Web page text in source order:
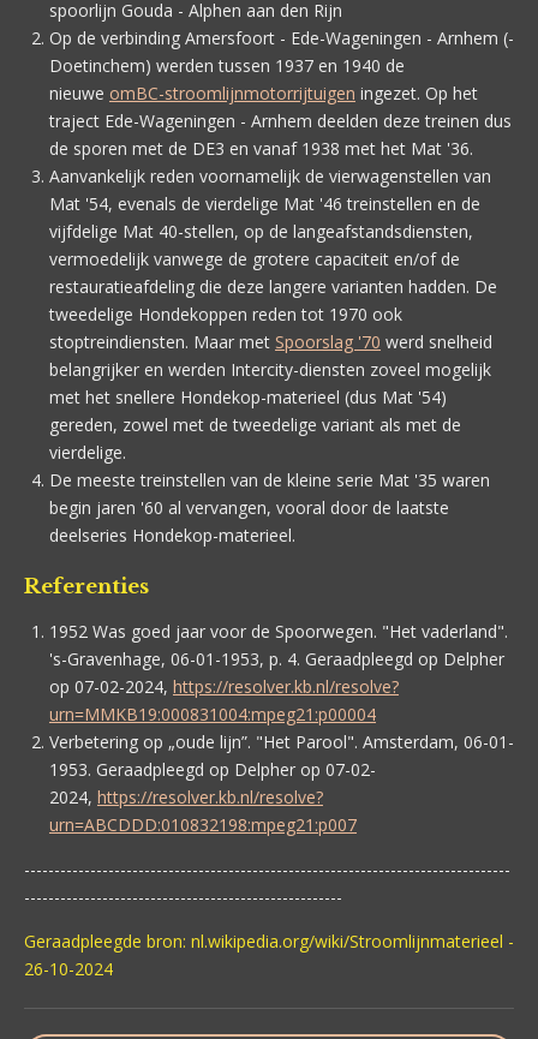
spoorlijn Gouda - Alphen aan den Rijn
Op de verbinding Amersfoort - Ede-Wageningen - Arnhem (-
Doetinchem) werden tussen 1937 en 1940 de
nieuwe omBC-stroomlijnmotorrijtuigen ingezet. Op het
traject Ede-Wageningen - Arnhem deelden deze treinen dus
de sporen met de DE3 en vanaf 1938 met het Mat '36.
Aanvankelijk reden voornamelijk de vierwagenstellen van
Mat '54, evenals de vierdelige Mat '46 treinstellen en de
vijfdelige Mat 40-stellen, op de langeafstandsdiensten,
vermoedelijk vanwege de grotere capaciteit en/of de
restauratieafdeling die deze langere varianten hadden. De
tweedelige Hondekoppen reden tot 1970 ook
stoptreindiensten. Maar met Spoorslag '70 werd snelheid
belangrijker en werden Intercity-diensten zoveel mogelijk
met het snellere Hondekop-materieel (dus Mat '54)
gereden, zowel met de tweedelige variant als met de
vierdelige.
De meeste treinstellen van de kleine serie Mat '35 waren
begin jaren '60 al vervangen, vooral door de laatste
deelseries Hondekop-materieel.
Referenties
1952 Was goed jaar voor de Spoorwegen. "Het vaderland".
's-Gravenhage, 06-01-1953, p. 4. Geraadpleegd op Delpher
op 07-02-2024, https://resolver.kb.nl/resolve?
urn=MMKB19:000831004:mpeg21:p00004
Verbetering op „oude lijn”. "Het Parool". Amsterdam, 06-01-
1953. Geraadpleegd op Delpher op 07-02-
2024, https://resolver.kb.nl/resolve?
urn=ABCDDD:010832198:mpeg21:p007
---------------------------------------------------------------------------------
-----------------------------------------------------
Geraadpleegde bron: nl.wikipedia.org/wiki/Stroomlijnmaterieel -
26-10-2024